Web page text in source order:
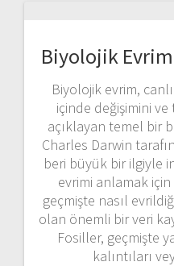
Biyolojik Evrim
Biyolojik evrim,
içinde değişimini ve
açıklayan temel bir
Charles Darwin
beri büyük bir ilgiyle
evrimi anlamak
geçmişte nasıl
olan önemli bir veri
Fosiller, geçmişte
kalıntıları